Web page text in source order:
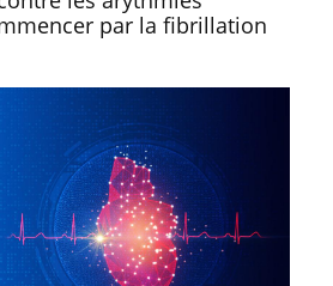
par la fibrillation